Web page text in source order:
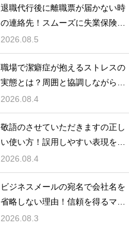
退職代行後に離職票が届かない時
の連絡先！スムーズに失業保険を
もらう術
2026.08.5
職場で潔癖症が抱えるストレスの
実態とは？周囲と協調しながら快
適に働く術
2026.08.4
敬語のさせていただきますの正し
い使い方！誤用しやすい表現を理
解する術
2026.08.4
ビジネスメールの宛名で会社名を
省略しない理由！信頼を得るマナ
ー
2026.08.3